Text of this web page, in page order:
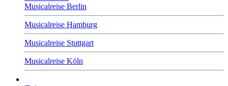
Musicalreise Berlin
Musicalreise Hamburg
Musicalreise Stuttgart
Musicalreise Köln